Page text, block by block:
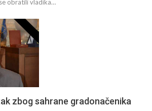
obratili vladika…
zbog sahrane gradonačenika